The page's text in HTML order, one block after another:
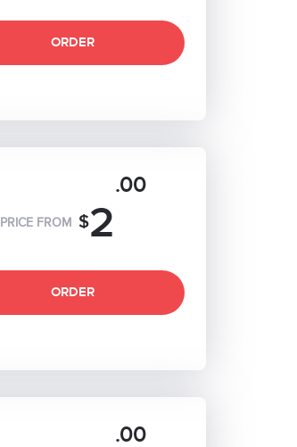
ORDER
PRICE FROM $2
.00
ORDER
.00